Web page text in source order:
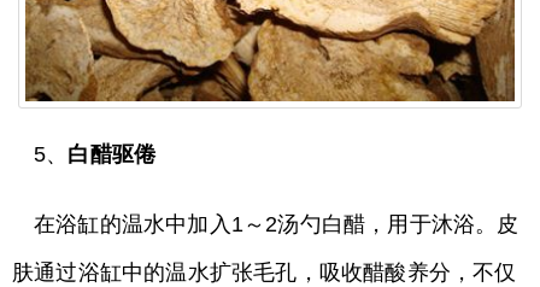
5、 白醋驱倦
在浴缸的温水中加入1～2汤勺白醋，用于沐浴。皮
肤通过浴缸中的温水扩张毛孔，吸收醋酸养分，不仅